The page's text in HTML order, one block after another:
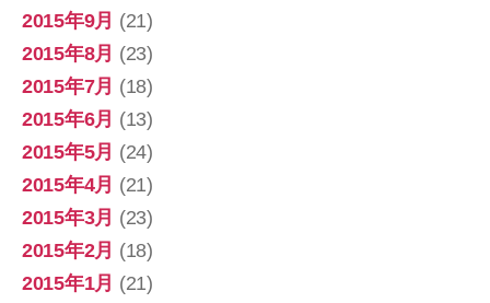
2015年9月 (21)
2015年8月 (23)
2015年7月 (18)
2015年6月 (13)
2015年5月 (24)
2015年4月 (21)
2015年3月 (23)
2015年2月 (18)
2015年1月 (21)